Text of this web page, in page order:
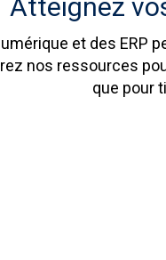
Atteignez
et des ERP
nos ressources
que pour